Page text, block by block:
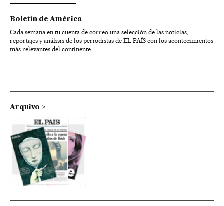
Boletín de América
Cada semana en tu cuenta de correo una selección de las noticias,
reportajes y análisis de los periodistas de EL PAÍS con los acontecimientos
más relevantes del continente.
Arquivo